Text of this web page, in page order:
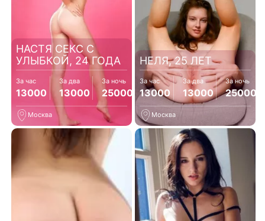
НАСТЯ СЕКС С
УЛЫБКОЙ, 24 ГОДА
За час
13000
За два
13000
За ночь
25000
Москва
НЕЛЯ, 25 ЛЕТ
За час
13000
За два
13000
За ночь
25000
Москва